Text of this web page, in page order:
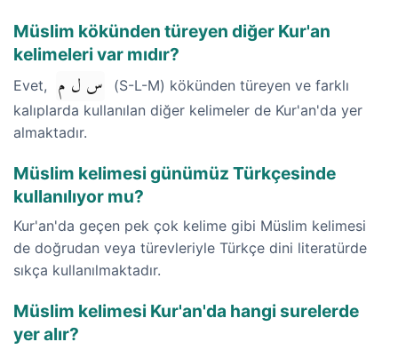
Müslim kökünden türeyen diğer Kur'an
kelimeleri var mıdır?
Evet, س ل م
(S-L-M) kökünden türeyen ve farklı
kalıplarda kullanılan diğer kelimeler de Kur'an'da yer
almaktadır.
Müslim kelimesi günümüz Türkçesinde
kullanılıyor mu?
Kur'an'da geçen pek çok kelime gibi Müslim kelimesi
de doğrudan veya türevleriyle Türkçe dini literatürde
sıkça kullanılmaktadır.
Müslim kelimesi Kur'an'da hangi surelerde
yer alır?